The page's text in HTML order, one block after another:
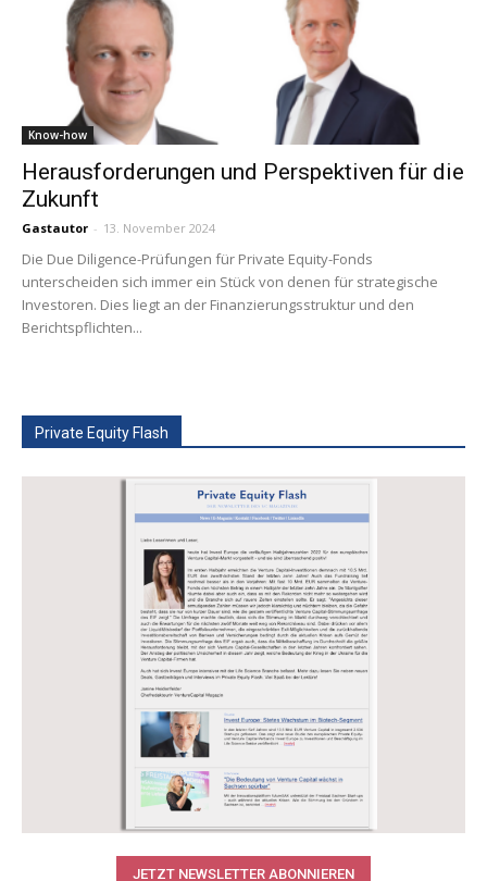
Know-how
Herausforderungen und Perspektiven für die
Zukunft
Gastautor - 13. November 2024
Die Due Diligence-Prüfungen für Private Equity-Fonds
unterscheiden sich immer ein Stück von denen für strategische
Investoren. Dies liegt an der Finanzierungsstruktur und den
Berichtspflichten...
Private Equity Flash
JETZT NEWSLETTER ABONNIEREN